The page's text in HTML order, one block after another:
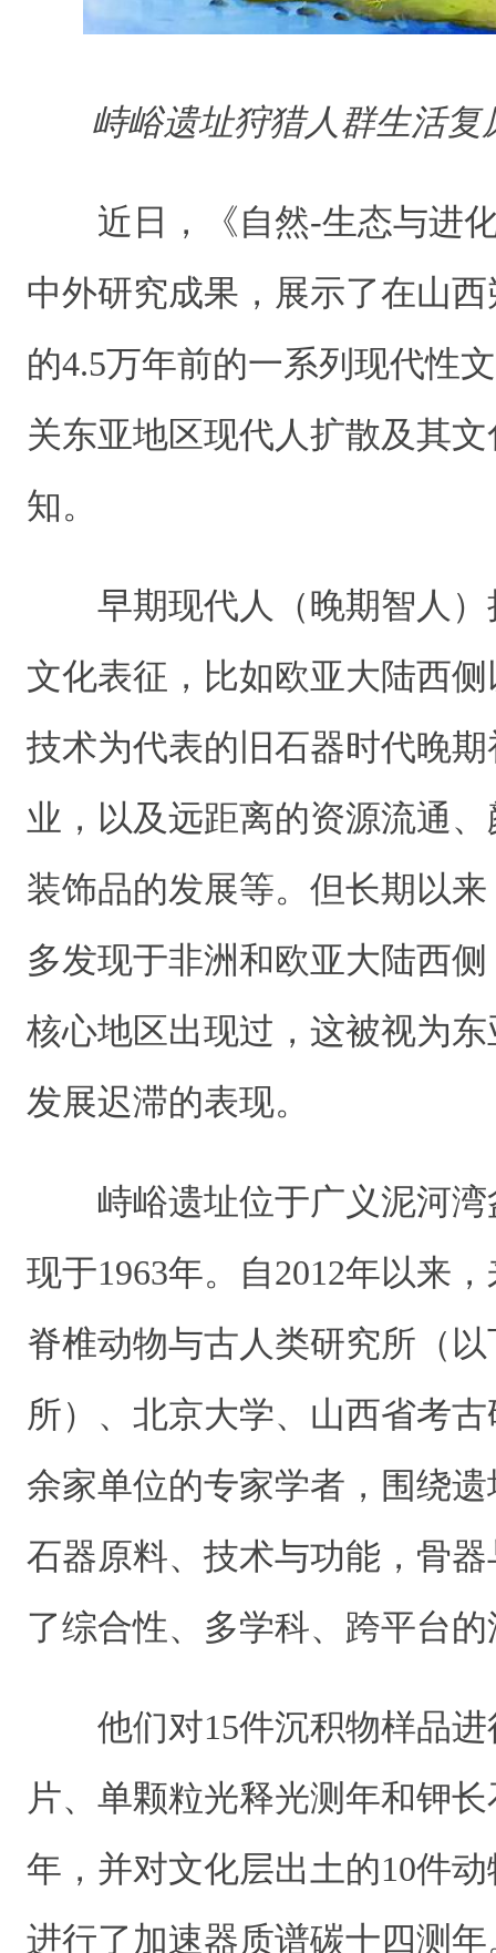
峙峪遗址狩猎人群生活复
近日，《自然-生态与进
中外研究成果，展示了在山
的4.5万年前的一系列现代性
关东亚地区现代人扩散及其
知。
早期现代人（晚期智人
文化表征，比如欧亚大陆西
技术为代表的旧石器时代晚
业，以及远距离的资源流通
装饰品的发展等。但长期以
多发现于非洲和欧亚大陆西
核心地区出现过，这被视为
发展迟滞的表现。
峙峪遗址位于广义泥河
现于1963年。自2012年以来
脊椎动物与古人类研究所（
所）、北京大学、山西省考
余家单位的专家学者，围绕
石器原料、技术与功能，骨
了综合性、多学科、跨平台
他们对15件沉积物样品
片、单颗粒光释光测年和钾
年，并对文化层出土的10件
进行了加速器质谱碳十四测